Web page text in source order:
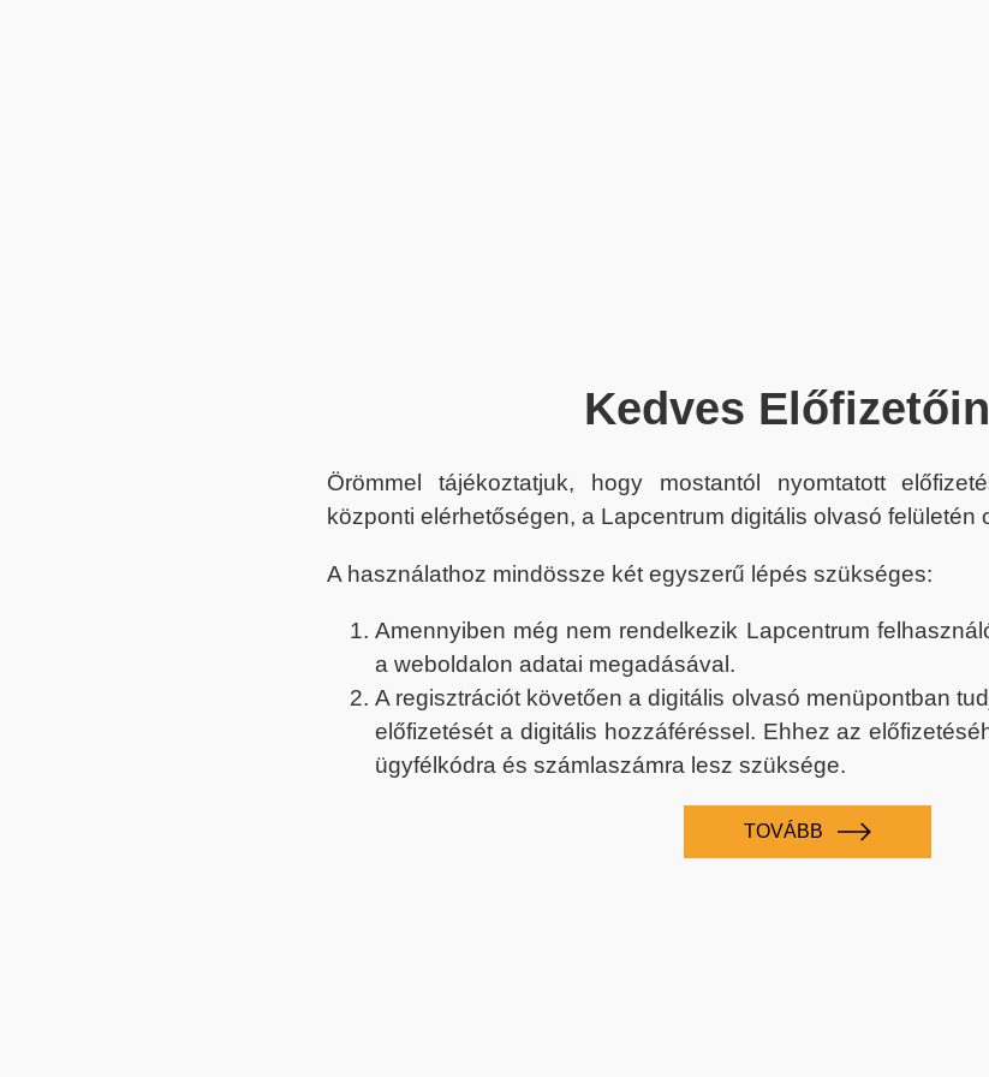
Kedves
Örömmel tájékoztatjuk, hogy mostantól nyomtatott
központi elérhetőségen, a Lapcentrum digitális olvasó felületén
A használathoz mindössze két egyszerű lépés szükséges:
Amennyiben még nem rendelkezik Lapcentrum
a weboldalon adatai megadásával.
A regisztrációt követően a digitális olvasó menüpontban
előfizetését a digitális hozzáféréssel. Ehhez az
ügyfélkódra és számlaszámra lesz szüksége.
TOVÁBB